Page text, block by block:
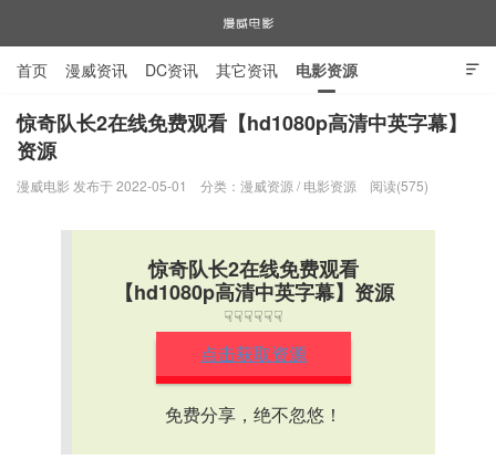
漫威电影

首页 漫威资讯 DC资讯 其它资讯 电影资源
电视剧资源 漫威图片
惊奇队长2在线免费观看【hd1080p高清中英字幕】
资源
漫威电影 发布于 2022-05-01 分类： 漫威资源 / 电影资源 阅读(575)
惊奇队长2在线免费观看
【hd1080p高清中英字幕】资源
☟☟☟☟☟☟
点击获取资源
免费分享，绝不忽悠！